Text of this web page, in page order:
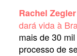
Rachel Zegler
dará vida à
mais de 30
processo de